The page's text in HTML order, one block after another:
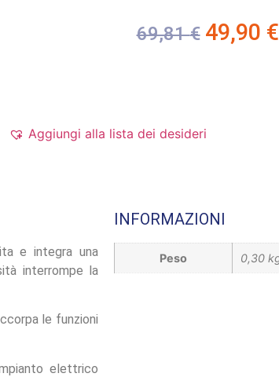
69,81€ 49,90 €
Aggiungi alla lista dei desideri
e integra una
interrompe la
le funzioni
elettrico
INFORMAZIONI
Peso 0,30